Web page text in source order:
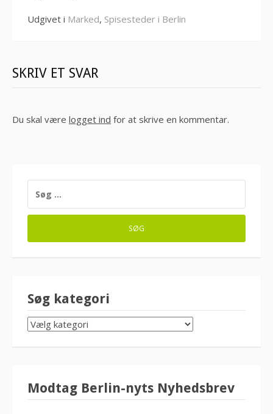
Udgivet i Marked, Spisesteder i Berlin
SKRIV ET SVAR
Du skal være logget ind for at skrive en kommentar.
EFTER:
Søg kategori
SØG
KATEGORI
Modtag Berlin-nyts Nyhedsbrev